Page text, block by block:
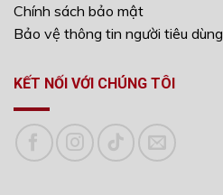
Chính sách bảo mật
Bảo vệ thông tin người tiêu dùng
KẾT NỐI VỚI CHÚNG TÔI